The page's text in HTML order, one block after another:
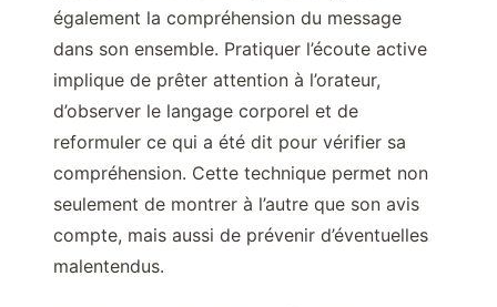
également la compréhension du message
dans son ensemble. Pratiquer l’écoute active
implique de prêter attention à l’orateur,
d’observer le langage corporel et de
reformuler ce qui a été dit pour vérifier sa
compréhension. Cette technique permet non
seulement de montrer à l’autre que son avis
compte, mais aussi de prévenir d’éventuelles
malentendus.